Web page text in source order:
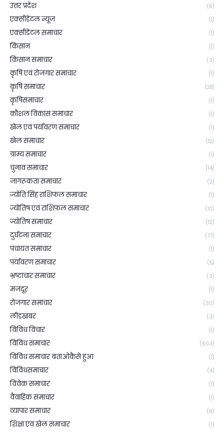
उत्तर प्रदेश (6)
एक्सीडेंटल न्यूज़ (1)
एक्सीडेंटल समाचार (1)
किसान (1)
किसान समाचार (3)
कृषि एवं रोजगार समाचार (1)
कृषि समाचार (28)
कृषिसमाचार (1)
कौशल विकास समाचार (1)
खेल एवं पर्यावरण समाचार (1)
खेल समाचार (12)
ग्राम्य समाचार (1)
चुनाव समाचार (14)
जागरूकता समाचार (2)
ज्योति सिंह राशिफल समाचार (1)
ज्योतिष एवं राशिफल समाचार (10)
ज्योतिष समाचार (12)
दुर्घटना समाचार (77)
पंचायत समाचार (1)
पर्यावरण समाचार (5)
भ्रष्टाचार समाचार (3)
मजदूर (1)
रोजगार समाचार (30)
लीडखबर (3)
विविध विचार (1)
विविध समाचार (603)
विविध समाचार बताओकैसे हुआ (1)
विविधसमाचार (4)
विवेक समाचार (1)
वैवाहिक समाचार (1)
व्यापार समाचार (6)
शिक्षा एवं खेल समाचार (1)